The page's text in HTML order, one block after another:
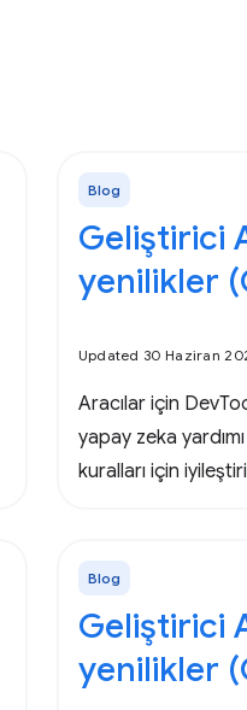
Blog
Geliştirici
yenilikler
Updated 30 Haziran
Aracılar için
yapay zeka
kuralları için
Blog
Geliştirici
yenilikler